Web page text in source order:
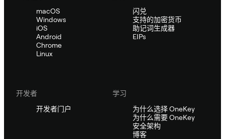
macOS
Windows
iOS
Android
Chrome
Linux
闪兑
支持的加密货币
助记词生成器
EIPs
开发者
开发者门户
学习
为什么选择 OneKey
为什么需要 OneKey
安全架构
博客